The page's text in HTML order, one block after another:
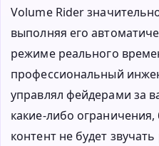
Volume Rider
выполняя его
режиме реального
профессиональный
управлял фейдерами за
какие-либо
контент не будет